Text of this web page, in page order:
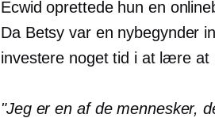
Ecwid oprettede hun en
Da Betsy var en nybegynder
investere noget tid i at lære at
"Jeg er en af ​​de mennesker,